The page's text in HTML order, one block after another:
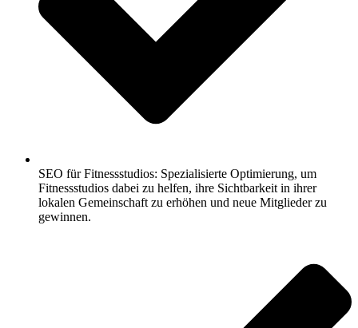
SEO für Fitnessstudios: Spezialisierte Optimierung, um
Fitnessstudios dabei zu helfen, ihre Sichtbarkeit in ihrer
lokalen Gemeinschaft zu erhöhen und neue Mitglieder zu
gewinnen.